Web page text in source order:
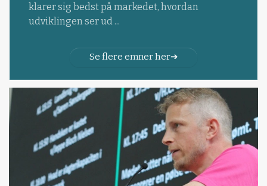
klarer sig bedst på markedet, hvordan
udviklingen ser ud ...
Se flere emner her